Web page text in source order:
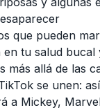
que pueden
en tu salud bucal
más allá de las
se unen:
a Mickey,